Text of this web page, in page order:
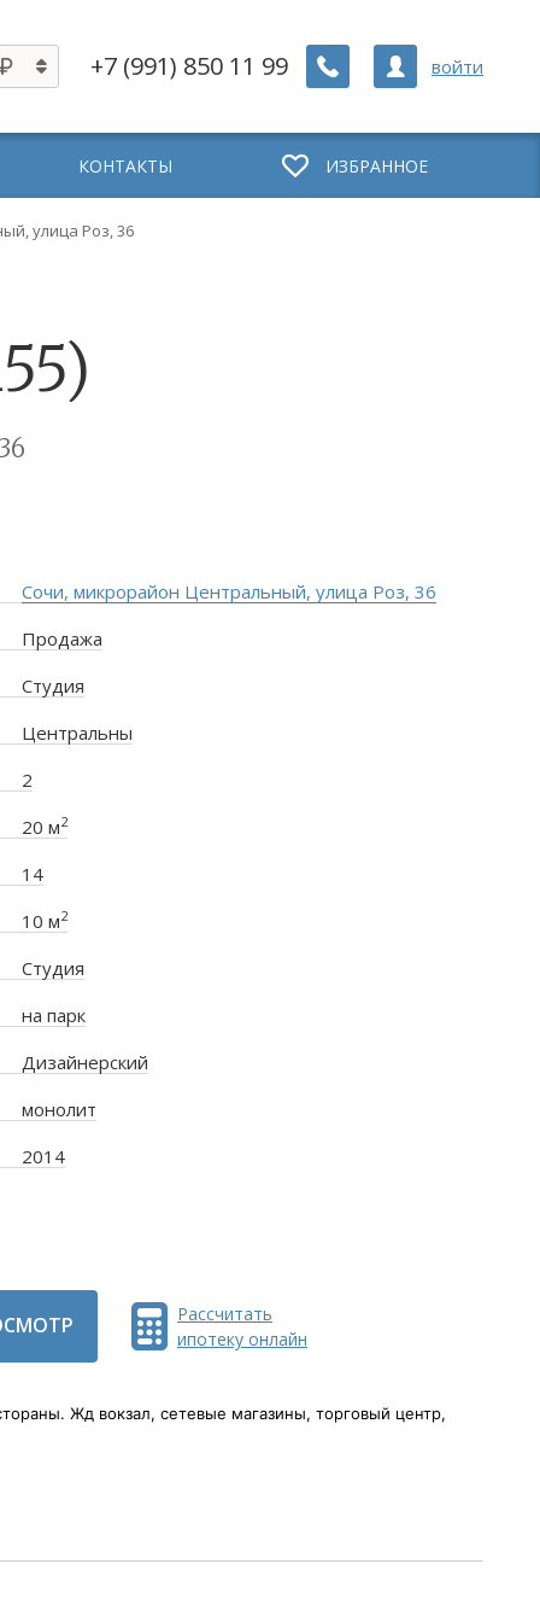
+7 (991) 850 11 99 войти
КОНТАКТЫ ИЗБРАННОЕ
улица Роз, 36
Сочи, микрорайон Центральный, улица Роз, 36
Продажа
Студия
Центральны
2
20 м2
14
10 м2
Студия
на парк
Дизайнерский
монолит
2014
Рассчитать
ипотеку онлайн
Жд вокзал, сетевые магазины, торговый центр,